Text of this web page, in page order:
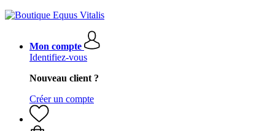
Mon compte
Identifiez-vous
Nouveau client ?
Créer un compte